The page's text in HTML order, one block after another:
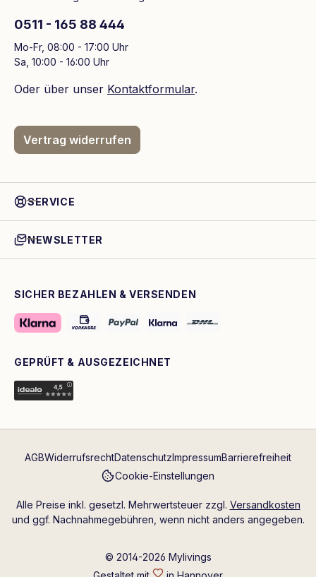
0511 - 165 88 444
Mo-Fr, 08:00 - 17:00 Uhr
Sa, 10:00 - 16:00 Uhr
Oder über unser Kontaktformular.
Vertrag widerrufen
SERVICE
NEWSLETTER
SICHER BEZAHLEN & VERSENDEN
GEPRÜFT & AUSGEZEICHNET
AGBWiderrufsrechtDatenschutzImpressumBarrierefreiheit
Cookie-Einstellungen
Alle Preise inkl. gesetzl. Mehrwertsteuer zzgl. Versandkosten
und ggf. Nachnahmegebühren, wenn nicht anders angegeben.
© 2014-2026 Mylivings
Gestaltet mit
in Hannover